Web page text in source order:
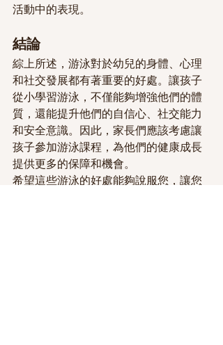
活動中的表現。
結論
綜上所述，游泳對於幼兒的身體、心理
和社交發展都有著重要的好處。讓孩子
從小學習游泳，不僅能夠增強他們的體
質，還能提升他們的自信心、社交能力
和安全意識。因此，家長們應該考慮讓
孩子參加游泳課程，為他們的健康成長
提供更多的保障和機會。
希望這些游泳的好處能夠說服您，讓您